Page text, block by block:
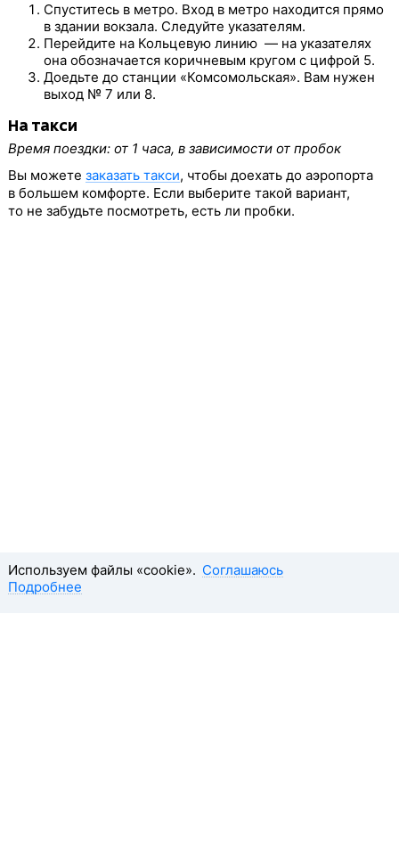
Спуститесь в метро. Вход в метро находится прямо
в здании вокзала. Следуйте указателям.
Перейдите на Кольцевую линию — на указателях
она обозначается коричневым кругом с цифрой 5.
Доедьте до станции «Комсомольская». Вам нужен
выход № 7 или 8.
На такси
Время поездки: от 1 часа, в зависимости от пробок
Вы можете заказать такси, чтобы доехать до аэропорта
в большем комфорте. Если выберите такой вариант,
то не забудьте посмотреть, есть ли пробки.
Используем файлы «cookie». Соглашаюсь
Подробнее